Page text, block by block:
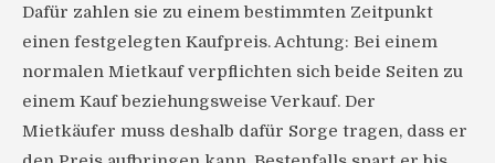
Dafür zahlen sie zu einem bestimmten Zeitpunkt
einen festgelegten Kaufpreis. Achtung: Bei einem
normalen Mietkauf verpflichten sich beide Seiten zu
einem Kauf beziehungsweise Verkauf. Der
Mietkäufer muss deshalb dafür Sorge tragen, dass er